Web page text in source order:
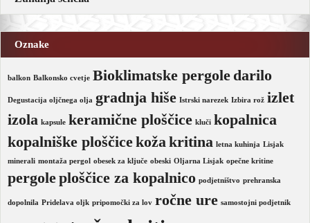
Oznake
balkon Balkonsko cvetje Bioklimatske pergole darilo
Degustacija oljčnega olja gradnja hiše Istrski narezek Izbira rož izlet
izola kapsule keramične ploščice kluči kopalnica
kopalniške ploščicekoža kritina letna kuhinja Lisjak
minerali montaža pergol obesek za ključe obeski Oljarna Lisjak opečne kritine
pergoleploščice za kopalnico podjetništvo prehranska
dopolnila Pridelava oljk pripomočki za lov ročne ure samostojni podjetnik